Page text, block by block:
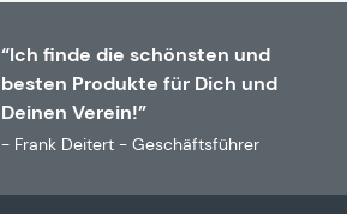
“Ich finde die schönsten und
besten Produkte für Dich und
Deinen Verein!”
- Frank Deitert - Geschäftsführer